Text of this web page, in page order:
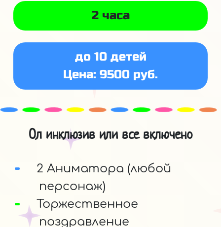
2 часа
до 10 детей
Цена: 9500 руб.
Ол инклюзив или все включено
2 Аниматора (любой
персонаж)
Торжественное
поздравление